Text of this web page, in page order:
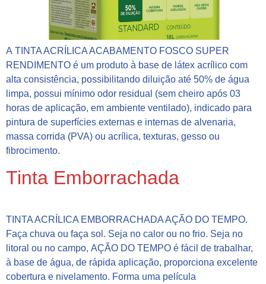
A TINTA ACRÍLICA ACABAMENTO FOSCO SUPER
RENDIMENTO é um produto à base de látex acrílico com
alta consistência, possibilitando diluição até 50% de água
limpa, possui mínimo odor residual (sem cheiro após 03
horas de aplicação, em ambiente ventilado), indicado para
pintura de superfícies externas e internas de alvenaria,
massa corrida (PVA) ou acrílica, texturas, gesso ou
fibrocimento.
Tinta Emborrachada
TINTA ACRÍLICA EMBORRACHADA AÇÃO DO TEMPO.
Faça chuva ou faça sol. Seja no calor ou no frio. Seja no
litoral ou no campo, AÇÃO DO TEMPO é fácil de trabalhar,
à base de água, de rápida aplicação, proporciona excelente
cobertura e nivelamento. Forma uma película